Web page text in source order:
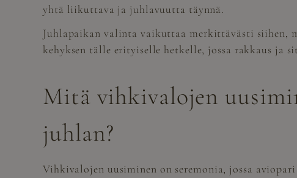
yhtä liikuttava ja juhlavuutta täynnä.
Juhlapaikan valinta vaikuttaa merkittävästi siihen,
kehyksen tälle erityiselle hetkelle, jossa rakkaus ja
Mitä vihkivalojen
juhlan?
Vihkivalojen uusiminen on seremonia, jossa